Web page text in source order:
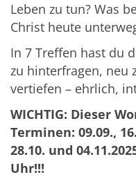
Leben zu tun? Was
Christ heute
In 7 Treffen hast du
zu hinterfragen, neu
vertiefen – ehrlich,
WICHTIG: Dieser
Terminen: 09.09.,
28.10. und
Uhr!!!